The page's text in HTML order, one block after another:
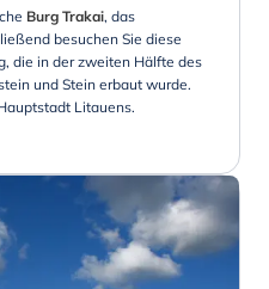
Burg Trakai, das
besuchen Sie diese
die in der zweiten Hälfte des
und Stein erbaut wurde.
Litauens.